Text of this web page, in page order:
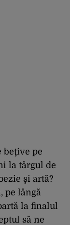
beţive pe
la târgul de
şi artă?
pe lângă
la finalul
să ne